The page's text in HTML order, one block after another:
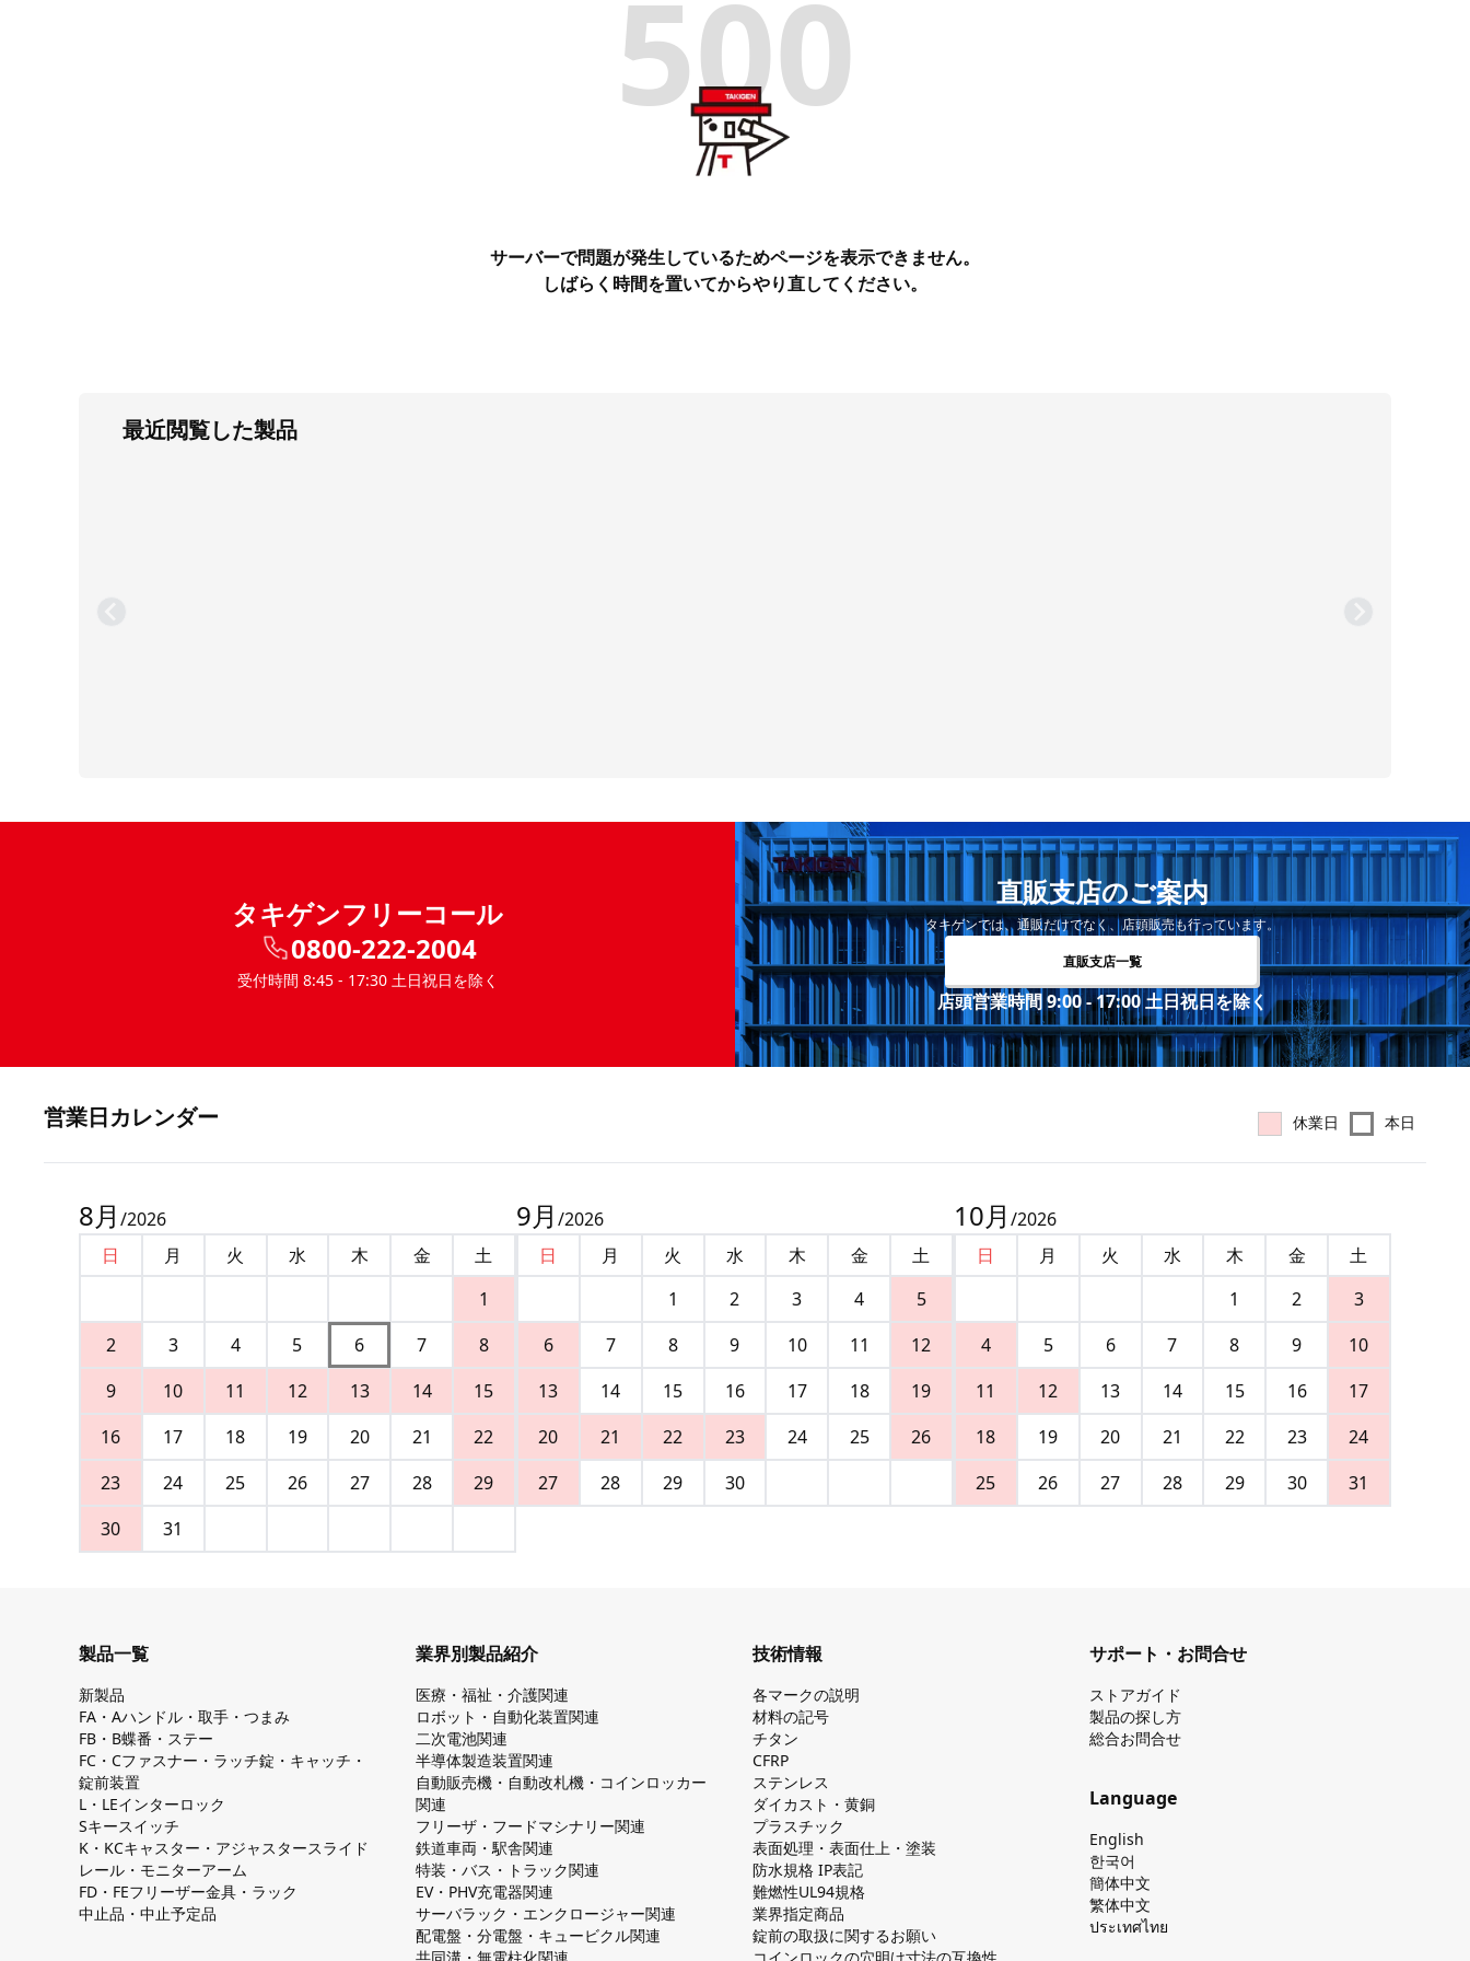
500
サーバーで問題が発生しているためページを表示できません。
しばらく時間を置いてからやり直してください。
最近閲覧した製品
タキゲンフリーコール
0800-222-2004
受付時間 8:45 - 17:30 土日祝日を除く
直販支店のご案内
タキゲンでは、通販だけでなく、店頭販売も行っています。
直販支店一覧
店頭営業時間 9:00 - 17:00 土日祝日を除く
営業⽇カレンダー 休業日 本日
8月 /2026
日
月 火 水 木 金
土
1
2
3 4 5 6 7
8
9
10 11 12 13 14
15
16
17 18 19 20 21
22
23
24 25 26 27 28
29
30
31
9月 /2026
日
月 火 水 木 金
土
1
2 3 4
5
6
7 8 9 10 11
12
13
14 15 16 17 18
19
20
21 22 23 24 25
26
27
28 29 30
10月 /2026
日
月 火 水 木 金
土
1
2
3
4
5 6 7 8 9
10
11
12 13 14 15 16
17
18
19 20 21 22 23
24
25
26 27 28 29 30 31
製品一覧
新製品
FA・Aハンドル・取手・つまみ
FB・B蝶番・ステー
FC・Cファスナー・ラッチ錠・キャッチ・
錠前装置
L・LEインターロック
Sキースイッチ
K・KCキャスター・アジャスタースライド
レール・モニターアーム
FD・FEフリーザー金具・ラック
中止品・中止予定品
業界別製品紹介
医療・福祉・介護関連
ロボット・自動化装置関連
二次電池関連
半導体製造装置関連
自動販売機・自動改札機・コインロッカー
関連
フリーザ・フードマシナリー関連
鉄道車両・駅舎関連
特装・バス・トラック関連
EV・PHV充電器関連
サーバラック・エンクロージャー関連
配電盤・分電盤・キュービクル関連
技術情報
各マークの説明
材料の記号
チタン
CFRP
ステンレス
ダイカスト・⻩銅
プラスチック
表面処理・表面仕上・塗装
防⽔規格 IP表記
難燃性UL94規格
業界指定商品
錠前の取扱に関するお願い
サポート・お問合せ
ストアガイド
製品の探し⽅
総合お問合せ
Language
English
한국어
簡体中文
繁体中文
ประเทศไทย